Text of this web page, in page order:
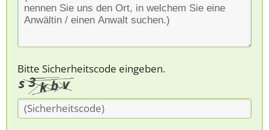
Bitte Sicherheitscode eingeben.